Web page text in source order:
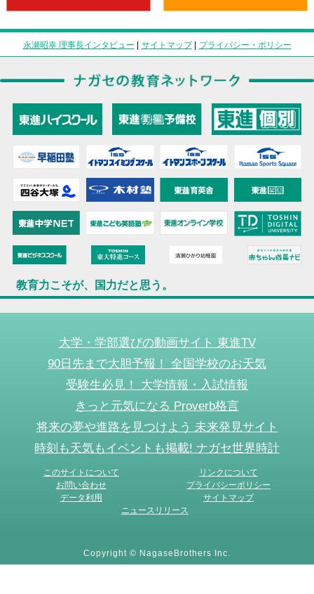
永瀬昭幸 理事長インタビュー | サイトマップ| プライバシー・ポリシー
教育力こそが、国力だと思う。
大学・学部選びの動画サイト 東進TV
90日先まで大胆予報！ 全国学校のお天気
受験生必見！ 大学情報・入試情報
きっと元気になる Proverb格言
将来の夢や進路を見つけよう 未来発見サイト
時刻も天気もイベントも掲載! ナガセ世界時計
このサイトについて
リンクについて
お問い合わせ
プライバシーポリシー
データ利用
サイトマップ
ニュースリリース
Copyright © NagaseBrothers Inc.